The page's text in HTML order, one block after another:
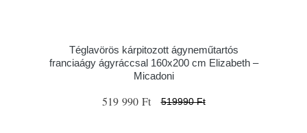
Téglavörös kárpitozott ágyneműtartós
franciaágy ágyráccsal 160x200 cm Elizabeth –
Micadoni
519 990 Ft 519990 Ft